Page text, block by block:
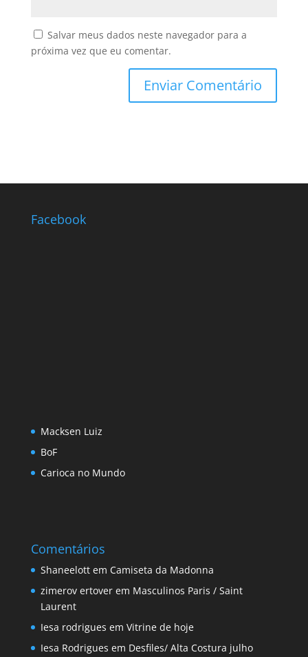
Salvar meus dados neste navegador para a
próxima vez que eu comentar.
Facebook
Macksen Luiz
BoF
Carioca no Mundo
Comentários
Shaneelottem Camiseta da Madonna
zimerov ertoverem Masculinos Paris / Saint
Laurent
Iesa rodrigues em Vitrine de hoje
Iesa Rodrigues em Desfiles/ Alta Costura julho